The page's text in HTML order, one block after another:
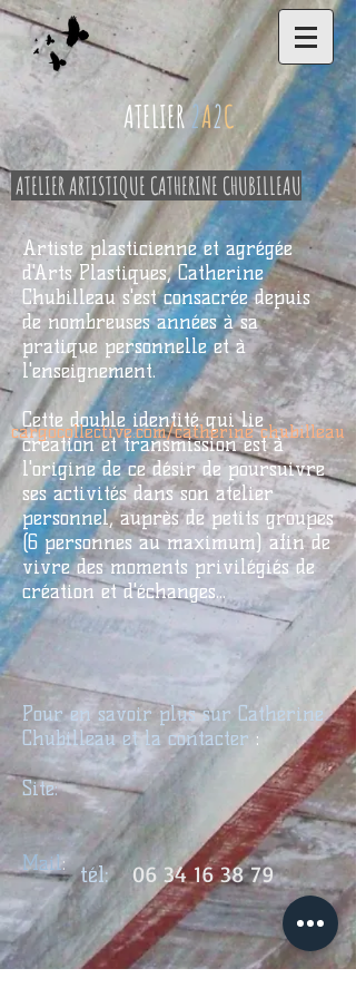
ATELIER2A2C
ATELIER ARTISTIQUE CATHERINE CHUBILLEAU
Artiste plasticienne et agrégée
d'Arts Plastiques, Catherine
Chubilleau s'est consacrée depuis
de nombreuses années à sa
pratique personnelle et à
l'enseignement.
Cette double identité qui lie
création et transmission est à
l'origine de ce désir de poursuivre
ses activités dans son atelier
personnel, auprès de petits groupes
(6 personnes au maximum) afin de
vivre des moments privilégiés de
création et d'échanges...
Pour en savoir plus sur Catherine
Chubilleau et la contacter :
Site:
Mail:
cargocollective.com/catherine chubilleau
tél: 06 34 16 38 79